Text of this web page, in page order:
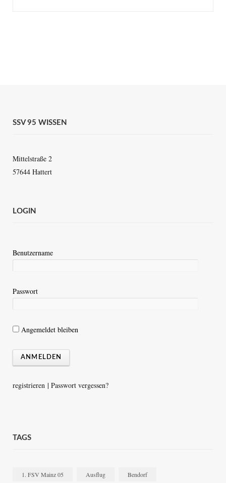
SSV 95 WISSEN
Mittelstraße 2
57644 Hattert
LOGIN
Benutzername
Passwort
Angemeldet bleiben
registrieren | Passwort vergessen?
TAGS
1. FSV Mainz 05 Ausflug Bendorf